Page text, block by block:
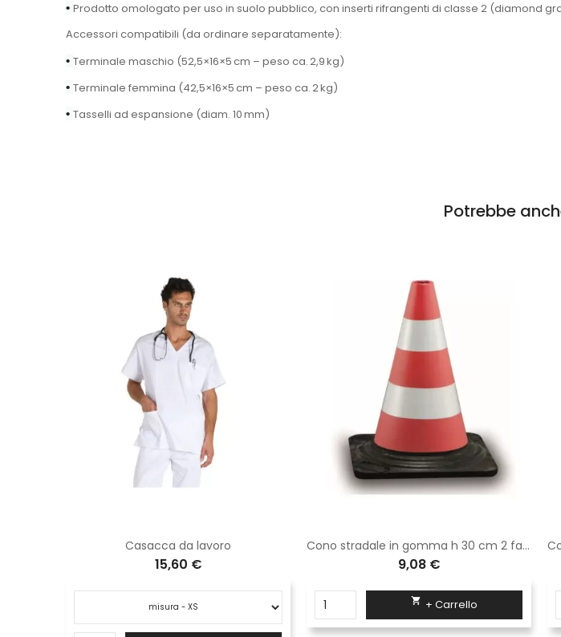
• Prodotto omologato per uso in suolo pubblico, con inserti rifrangenti di classe 2 (diamond
Accessori compatibili (da ordinare separatamente):
• Terminale maschio (52,5×16×5 cm – peso ca. 2,9 kg)
• Terminale femmina (42,5×16×5 cm – peso ca. 2 kg)
• Tasselli ad espansione (diam. 10 mm)
Potrebbe
Casacca da lavoro
15,60 €
Cono stradale in gomma h 30 cm 2 fasce rifrangenti High Intensity Grade
9,08 €
 + Carrello